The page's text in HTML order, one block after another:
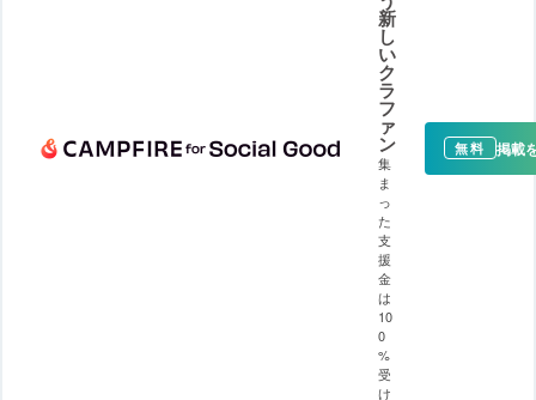
新
し
い
ク
ラ
フ
ァ
ン
集
ま
っ
た
支
援
金
は
10
0
%
受
け
無料 掲載